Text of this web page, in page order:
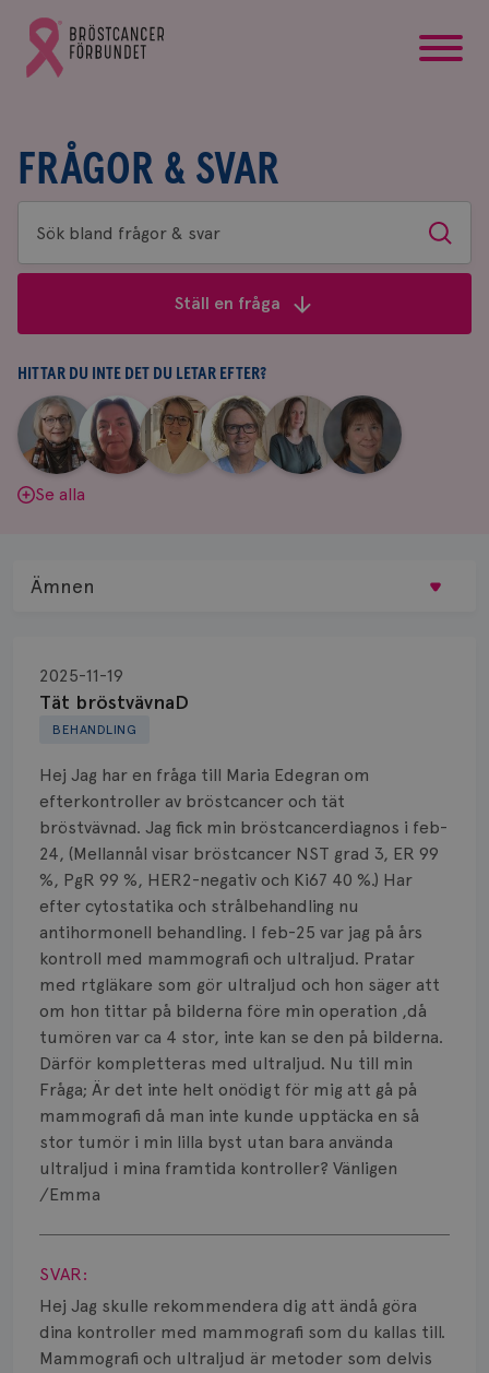
Gå
till
Bröstcancerförbundets
FRÅGOR & SVAR
Sök
bland
&
svar
Sök
Ställ en fråga
HITTAR DU INTE DET DU LETAR EFTER?
Aina
Johnsson
|
Anne
Andersson
Fredrika
Killander
|
Jeanette
Bäcklund
|
Maria
Edegran
|
Yvette
Andersson
Se alla
BEHANDLING
Tät bröstvävnaD
2025-11-19
Hej Jag har en fråga till Maria Edegran om
efterkontroller av bröstcancer och tät
bröstvävnad. Jag fick min bröstcancerdiagnos i feb-
24, (Mellannål visar bröstcancer NST grad 3, ER 99
%, PgR 99 %, HER2-negativ och Ki67 40 %.) Har
efter cytostatika och strålbehandling nu
antihormonell behandling. I feb-25 var jag på års
kontroll med mammografi och ultraljud. Pratar
med rtgläkare som gör ultraljud och hon säger att
om hon tittar på bilderna före min operation ,då
tumören var ca 4 stor, inte kan se den på bilderna.
Därför kompletteras med ultraljud. Nu till min
Fråga; Är det inte helt onödigt för mig att gå på
mammografi då man inte kunde upptäcka en så
stor tumör i min lilla byst utan bara använda
ultraljud i mina framtida kontroller? Vänligen
/Emma
Visa svar
SVAR:
Hej Jag skulle rekommendera dig att ändå göra
dina kontroller med mammografi som du kallas till.
Mammografi och ultraljud är metoder som delvis
Ämnen
Biopsi
Biverkningar
Bröstvårta
Knöl
Läkemedel
Typ av bröstcancer
Smärta
Prognos
Risker
Spridd bröstcancer
Strålning